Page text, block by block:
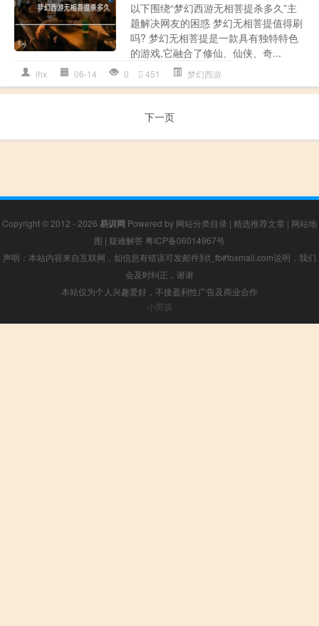
以下围绕“梦幻西游无相菩提杀多久”主
题解决网友的困惑 梦幻无相菩提值得刷
吗? 梦幻无相菩提是一款具有独特特色
的游戏,它融合了修仙、仙侠、奇...
lhx 06-14 0 451 梦幻西游
下一页
Copyright © 2012 - 2026 易训网 Powered by 网站分类目录 | 精选推荐文章 | 网站地
图 | 疑难解答 粤ICP备06014967号
声明：本站内容来自互联网，如信息有错误可发邮件到f_fb#foxmail.com说明，我们
会及时纠正，谢谢
本站仅为个人兴趣爱好，不接盈利性广告及商业合作
小男孩